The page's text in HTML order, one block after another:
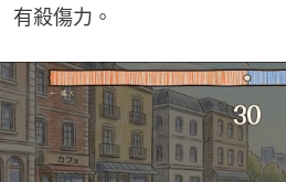
有殺傷力。